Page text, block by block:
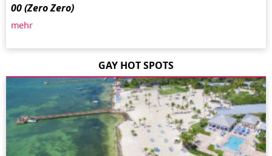
00 (Zero Zero)
mehr
GAY HOT SPOTS